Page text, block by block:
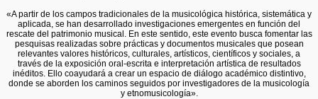
«A partir de los campos tradicionales de la musicológica histórica, sistemática y
aplicada, se han desarrollado investigaciones emergentes en función del
rescate del patrimonio musical. En este sentido, este evento busca fomentar las
pesquisas realizadas sobre prácticas y documentos musicales que posean
relevantes valores históricos, culturales, artísticos, científicos y sociales, a
través de la exposición oral-escrita e interpretación artística de resultados
inéditos. Ello coayudará a crear un espacio de diálogo académico distintivo,
donde se aborden los caminos seguidos por investigadores de la musicología
y etnomusicología».